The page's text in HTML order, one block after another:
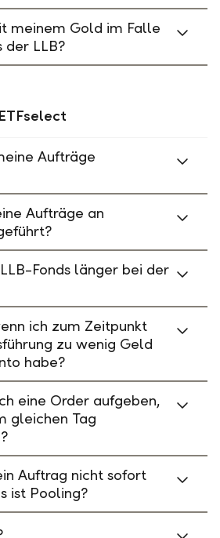
meinem Gold im Falle
der LLB?
Aufträge
Aufträge an
Fonds länger bei der
ich zum Zeitpunkt
zu wenig Geld
habe?
eine Order aufgeben,
gleichen Tag
Auftrag nicht sofort
ist Pooling?